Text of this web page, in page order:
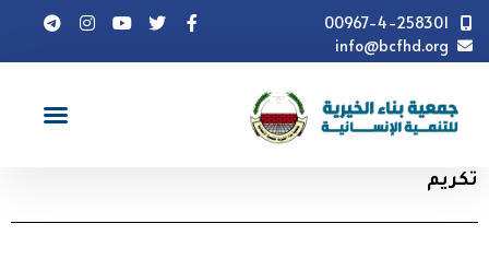
00967-4-258301
info@bcfhd.org
صور تكريم
تكريم